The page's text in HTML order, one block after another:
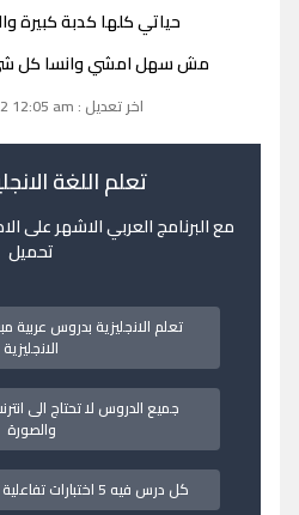
حياتي كلها كدبة كبيرة
مش سهل امشي وانسا كل
اخر تعديل : June 18, 2022 12:05 am
تعلم اللغة
تحميل
تعلم الانجليزية بدروس
الانجليزية
جميع الدروس لا تحتاج الى
والصورة
كل درس فيه 5 اختبارات تفاعلية لتحسين اللفظ والنطق